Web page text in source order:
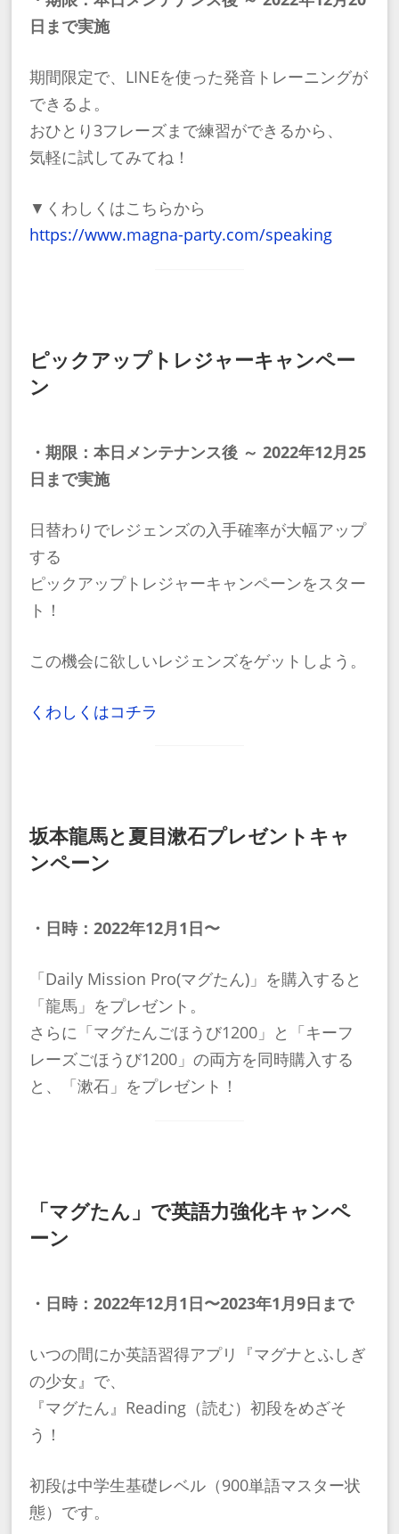
日まで実施
期間限定で、LINEを使った発音トレーニングが
できるよ。
おひとり3フレーズまで練習ができるから、
気軽に試してみてね！
▼くわしくはこちらから
https://www.magna-party.com/speaking
ピックアップトレジャーキャンペー
ン
・期限：本日メンテナンス後 ～ 2022年12月25
日まで実施
日替わりでレジェンズの入手確率が大幅アップ
する
ピックアップトレジャーキャンペーンをスター
ト！
この機会に欲しいレジェンズをゲットしよう。
くわしくはコチラ
坂本龍馬と夏目漱石プレゼントキャ
ンペーン
・日時：2022年12月1日〜
「Daily Mission Pro(マグたん)」を購入すると
「龍馬」をプレゼント。
さらに「マグたんごほうび1200」と「キーフ
レーズごほうび1200」の両方を同時購入する
と、「漱石」をプレゼント！
「マグたん」で英語力強化キャンペ
ーン
・日時：2022年12月1日〜2023年1月9日まで
いつの間にか英語習得アプリ『マグナとふしぎ
の少女』で、
『マグたん』Reading（読む）初段をめざそ
う！
初段は中学生基礎レベル（900単語マスター状
態）です。